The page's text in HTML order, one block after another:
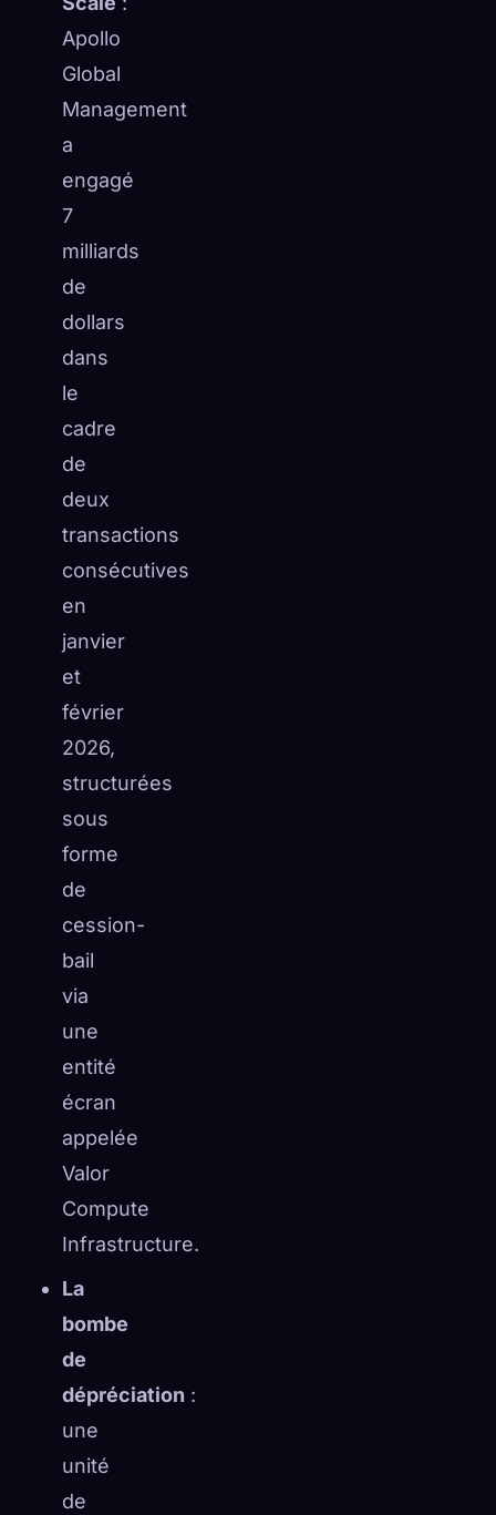
Apollo
Global
Management
a
engagé
7
milliards
de
dollars
dans
le
cadre
de
deux
transactions
consécutives
en
janvier
et
février
2026,
structurées
sous
forme
de
cession-
bail
via
une
entité
écran
appelée
Valor
Compute
Infrastructure.
La
bombe
de
dépréciation :
une
unité
de